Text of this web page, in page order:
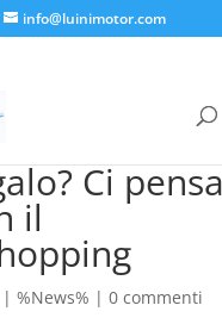
info@luinimotor.com
Ci
il
%News% | 0 commenti